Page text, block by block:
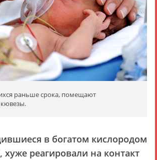
раньше срока, помещают
в богатом кислородом
реагировали на контакт